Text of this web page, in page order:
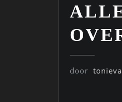
door